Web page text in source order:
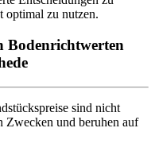
optimal zu nutzen.
Bodenrichtwerten
sind nicht
Zwecken und beruhen auf